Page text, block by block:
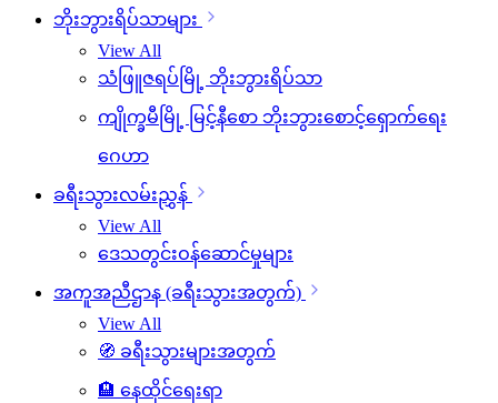
ဘိုးဘွားရိပ်သာများ
View All
သံဖြူဇရပ်မြို့ ဘိုးဘွားရိပ်သာ
ကျိုက္ခမီမြို့ မြင့်နီစော ဘိုးဘွားစောင့်ရှောက်ရေး
ဂေဟာ
ခရီးသွားလမ်းညွှန်
View All
ဒေသတွင်းဝန်ဆောင်မှုများ
အကူအညီဌာန (ခရီးသွားအတွက်)
View All
🧭 ခရီးသွားများအတွက်
🏨 နေထိုင်ရေးရာ